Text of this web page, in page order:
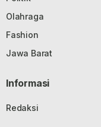
Olahraga
Fashion
Jawa Barat
Informasi
Redaksi